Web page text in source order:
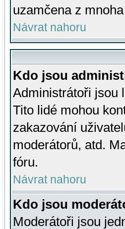
uzamčena z
Návrat nahoru
Kdo jsou
Administrátoři jsou
Tito lidé mohou
zakazování
moderátorů, atd.
fóru.
Návrat nahoru
Kdo jsou
Moderátoři jsou